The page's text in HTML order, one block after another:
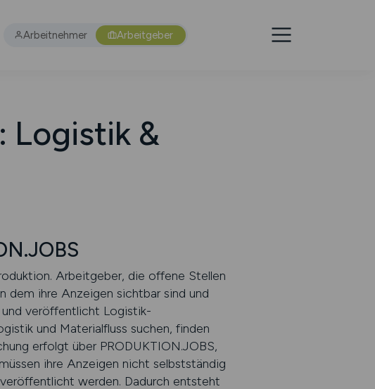
Arbeitnehmer Arbeitgeber
Logistik &
Arbeitgeber, die offene Stellen
dem ihre Anzeigen sichtbar sind und
und veröffentlicht Logistik-
und Materialfluss suchen, finden
erfolgt über PRODUKTION.JOBS,
ihre Anzeigen nicht selbstständig
werden. Dadurch entsteht